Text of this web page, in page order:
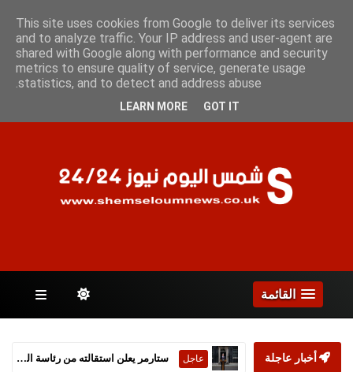
الصفحات
القائمة
أخبار عاجلة عاجل ستارمر يعلن استقالته من رئاسة الحكومة البريطانية
This site uses cookies from Google to deliver its services
and to analyze traffic. Your IP address and user-agent are
shared with Google along with performance and security
metrics to ensure quality of service, generate usage
statistics, and to detect and address abuse.
LEARN MORE GOT IT